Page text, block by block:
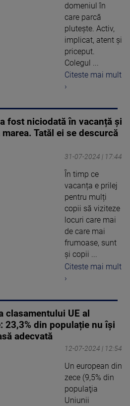
domeniul în
care parcă
plutește. Activ,
implicat, atent și
priceput.
Colegul ...
Citeste mai mult
›
fost niciodată în vacanță și
Tatăl ei se descurcă
31-07-2024 | 17:44
În timp ce
vacanța e prilej
pentru mulți
copii să viziteze
locuri care mai
de care mai
frumoase, sunt
și copii ...
Citeste mai mult
›
clasamentului UE al
23,3% din populație nu își
adecvată
12-07-2024 | 12:54
Un european din
zece (9,5% din
populaţia
Uniunii